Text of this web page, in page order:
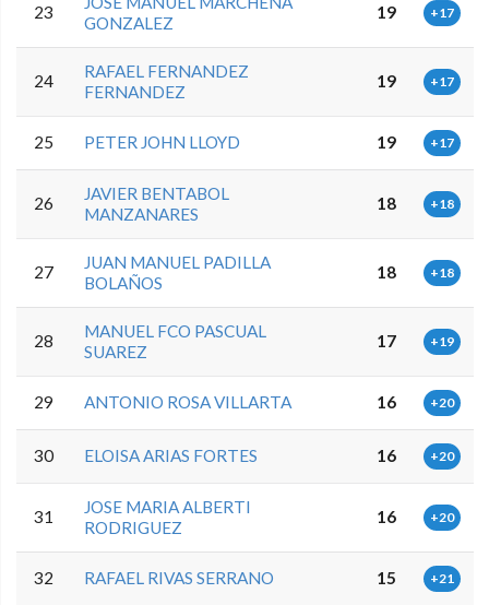
23
GONZALEZ
19 +17
24
RAFAEL FERNANDEZ
FERNANDEZ
19 +17
25 PETER JOHN LLOYD 19 +17
26
JAVIER BENTABOL
MANZANARES
18 +18
27
JUAN MANUEL PADILLA
BOLAÑOS
18 +18
28
MANUEL FCO PASCUAL
SUAREZ
17 +19
29 ANTONIO ROSA VILLARTA 16 +20
30 ELOISA ARIAS FORTES 16 +20
31
JOSE MARIA ALBERTI
RODRIGUEZ
16 +20
32 RAFAEL RIVAS SERRANO 15 +21